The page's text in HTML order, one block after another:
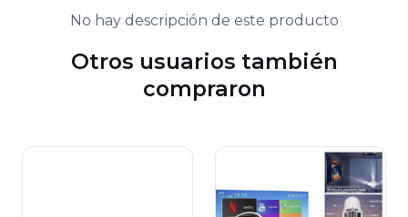
No hay descripción de este producto
Otros usuarios también
compraron